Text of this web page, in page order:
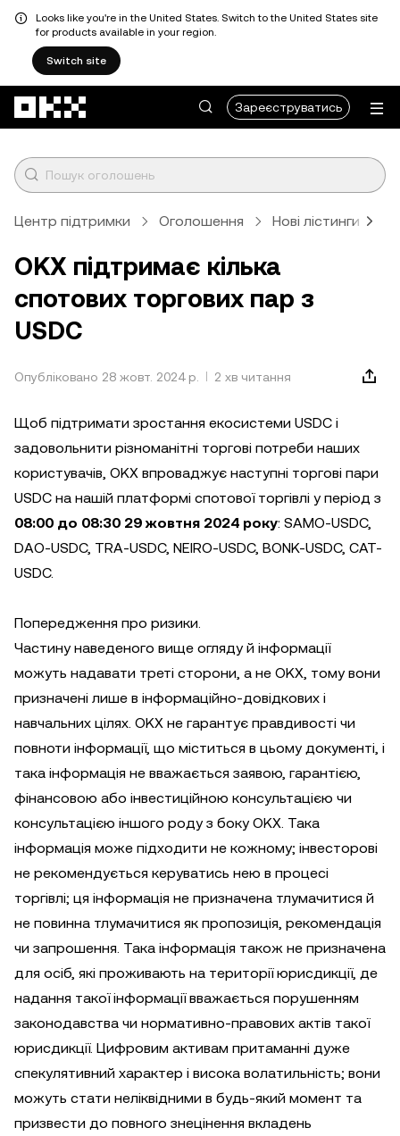
Looks like you're in the United States. Switch to the United States site
for products available in your region.
Switch site
Зареєструватись
Центр підтримки Оголошення Нові лістинги
OKX підтримає кілька
спотових торгових пар з
USDC
Опубліковано 28 жовт. 2024 р. 2 хв читання
Щоб підтримати зростання екосистеми USDC і
задовольнити різноманітні торгові потреби наших
користувачів, OKX впроваджує наступні торгові пари
USDC на нашій платформі спотової торгівлі у період з
08:00 до 08:30 29 жовтня 2024 року: SAMO-USDC,
DAO-USDC, TRA-USDC, NEIRO-USDC, BONK-USDC, CAT-
USDC.
Попередження про ризики.
Частину наведеного вище огляду й інформації
можуть надавати треті сторони, а не OKX, тому вони
призначені лише в інформаційно-довідкових і
навчальних цілях. OKX не гарантує правдивості чи
повноти інформації, що міститься в цьому документі, і
така інформація не вважається заявою, гарантією,
фінансовою або інвестиційною консультацією чи
консультацією іншого роду з боку OKX. Така
інформація може підходити не кожному; інвесторові
не рекомендується керуватись нею в процесі
торгівлі; ця інформація не призначена тлумачитися й
не повинна тлумачитися як пропозиція, рекомендація
чи запрошення. Така інформація також не призначена
для осіб, які проживають на території юрисдикції, де
надання такої інформації вважається порушенням
законодавства чи нормативно-правових актів такої
юрисдикції. Цифровим активам притаманні дуже
спекулятивний характер і висока волатильність; вони
можуть стати неліквідними в будь-який момент та
призвести до повного знецінення вкладень